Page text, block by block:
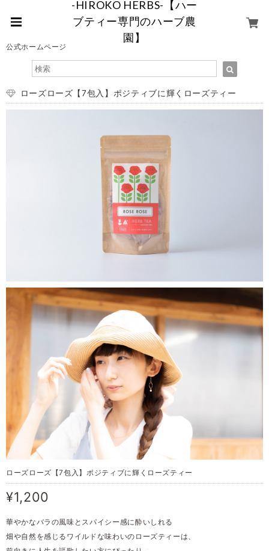
-HIROKO HERBS-【ハー
ブティー専門のハーブ農
園】
公式ホームページ
ローズローズ【7包入】ポジティブに輝くローズティー
ローズローズ【7包入】ポジティブに輝くローズティー
¥1,200
華やかなバラの風味とスパイシー感に酔いしれる
畑や自然を感じるワイルドな味わいのローズティーは、